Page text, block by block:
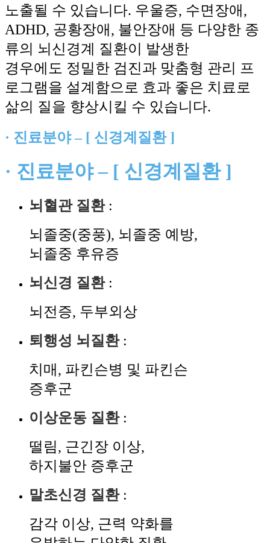
노출될 수 있습니다. 우울증, 수면장애,
ADHD, 공황장애, 불안장애 등 다양한 종
류의 뇌신경계 질환이 발생한
경우에도 정밀한 검진과 맞춤형 관리 프
로그램을 설계함으로 효과 좋은 치료로
삶의 질을 향상시킬 수 있습니다.
· 진료분야 – [ 신경계질환 ]
· 진료분야 – [ 신경계질환 ]
뇌혈관 질환:
뇌졸중(중풍), 뇌졸중 예방,
뇌졸중 후유증
뇌신경 질환:
뇌전증, 두부외상
퇴행성 뇌질환:
치매, 파킨슨병 및 파킨슨
증후군
이상운동 질환:
떨림, 근긴장 이상,
하지불안 증후군
말초신경 질환:
감각 이상, 근력 약화를